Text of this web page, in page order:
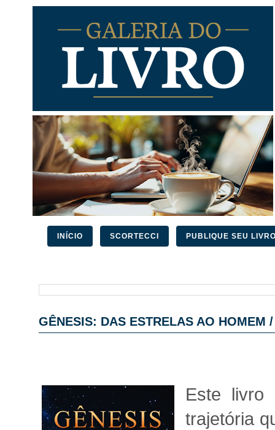
INÍCIO SCORTECCI PUBLIQUE SEU
GÊNESIS: DAS ESTRELAS AO HOMEM
Este livro
trajetória